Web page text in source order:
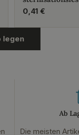
Regulärer
0,41 €
legen
Ab
Die meisten